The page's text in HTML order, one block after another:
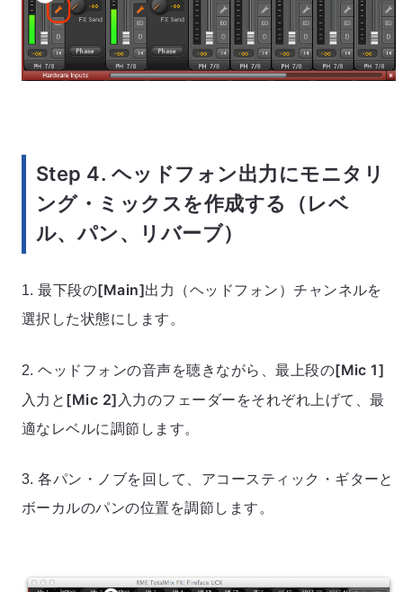
Step 4. ヘッドフォン出力にモニタリ
ング・ミックスを作成する（レベ
ル、パン、リバーブ）
1. 最下段の[Main]出力（ヘッドフォン）チャンネルを
選択した状態にします。
2. ヘッドフォンの音声を聴きながら、最上段の[Mic 1]
入力と [Mic 2] 入力のフェーダーをそれぞれ上げて、最
適なレベルに調節します。
3. 各パン・ノブを回して、アコースティック・ギターと
ボーカルのパンの位置を調節します。